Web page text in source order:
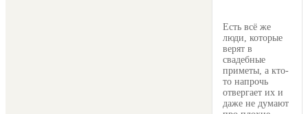
Есть всё же
люди, которые
верят в
свадебные
приметы, а кто-
то напрочь
отвергает их и
даже не думают